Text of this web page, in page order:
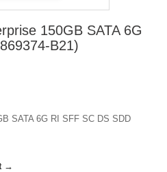
150GB SATA 6G
B21)
SATA 6G RI SFF SC DS SDD
→